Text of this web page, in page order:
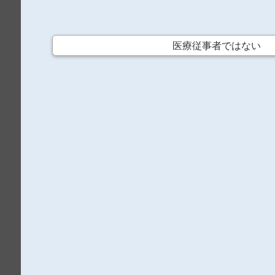
ないようにします。髪のごわごわ感には、
します。髪が抜けるのが怖くて洗わない患
医療従事者ではない